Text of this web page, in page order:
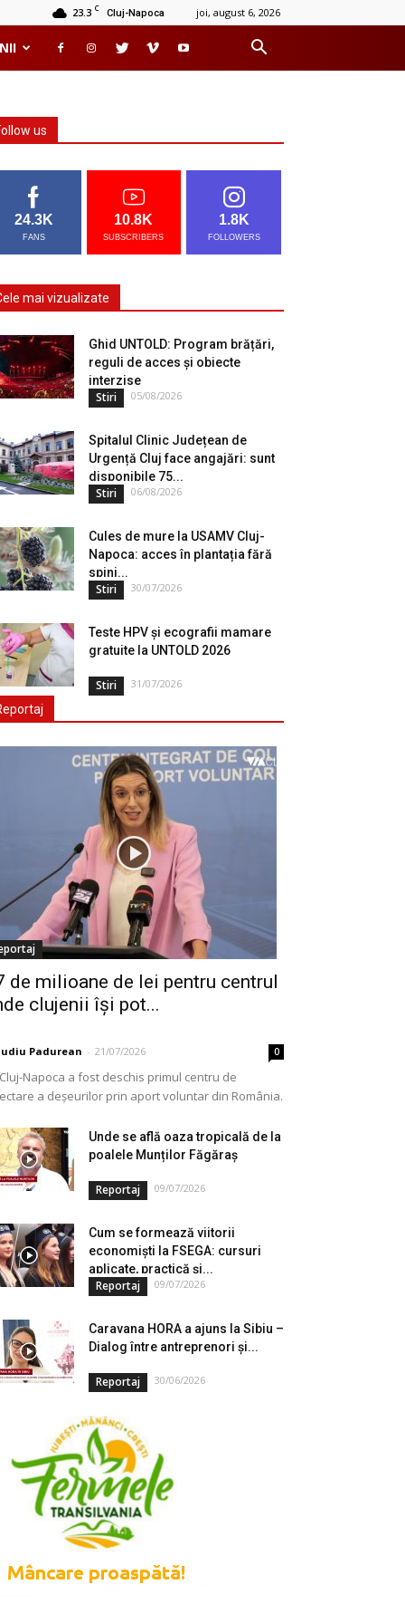
23.3 C Cluj-Napoca joi, august 6, 2026
us
24.3K
FANS
10.8K
SUBSCRIBERS
1.8K
FOLLOWERS
mai vizualizate
Ghid UNTOLD: Program brățări,
reguli de acces și obiecte
interzise
Stiri 05/08/2026
Spitalul Clinic Județean de
Urgență Cluj face angajări: sunt
disponibile 75...
Stiri 06/08/2026
Cules de mure la USAMV Cluj-
Napoca: acces în plantația fără
spini...
Stiri 30/07/2026
Teste HPV și ecografii mamare
gratuite la UNTOLD 2026
Stiri 31/07/2026
de milioane de lei pentru centrul
clujenii își pot...
Padurean - 21/07/2026 0
Napoca a fost deschis primul centru de
a deșeurilor prin aport voluntar din România.
Unde se află oaza tropicală de la
poalele Munților Făgăraș
Reportaj 09/07/2026
Cum se formează viitorii
economiști la FSEGA: cursuri
aplicate, practică și...
Reportaj 09/07/2026
Caravana HORA a ajuns la Sibiu –
Dialog între antreprenori și...
Reportaj 30/06/2026